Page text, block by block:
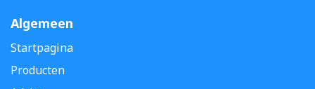
Algemeen
Startpagina
Producten